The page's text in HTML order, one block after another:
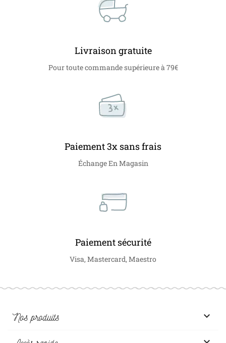
Livraison gratuite
Pour toute commande supérieure à 79€
Paiement 3x sans frais
Échange En Magasin
Paiement sécurité
Visa, Mastercard, Maestro
Nos produits 